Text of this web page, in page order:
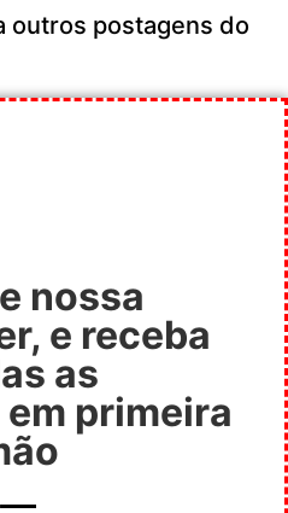
outros postagens do
nossa
e receba
as
primeira